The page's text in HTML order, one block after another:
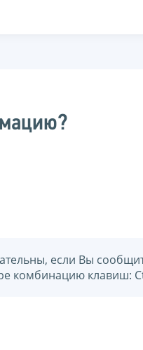
если Вы
комбинацию клавиш: